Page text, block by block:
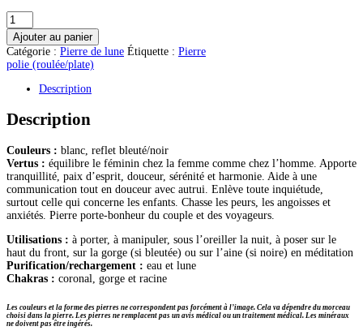
quantité
de
Pierre
de
lune
pierre
Ajouter au panier
Catégorie : Pierre de lune Étiquette : Pierre
polie (roulée/plate)
Description
Description
Couleurs : blanc, reflet bleuté/noir
Vertus : équilibre le féminin chez la femme comme chez l’homme. Apporte
tranquillité, paix d’esprit, douceur, sérénité et harmonie. Aide à une
communication tout en douceur avec autrui. Enlève toute inquiétude,
surtout celle qui concerne les enfants. Chasse les peurs, les angoisses et
anxiétés. Pierre porte-bonheur du couple et des voyageurs.
Utilisations : à porter, à manipuler, sous l’oreiller la nuit, à poser sur le
haut du front, sur la gorge (si bleutée) ou sur l’aine (si noire) en méditation
Purification/rechargement : eau et lune
Chakras : coronal, gorge et racine
Les couleurs et la forme des pierres ne correspondent pas forcément à l’image. Cela va dépendre du morceau
choisi dans la pierre. Les pierres ne remplacent pas un avis médical ou un traitement médical. Les minéraux
ne doivent pas être ingérés.